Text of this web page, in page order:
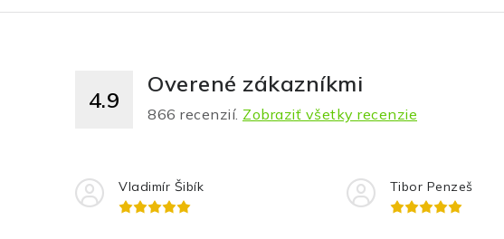
4.9
Overené zákazníkmi
866 recenzií. Zobraziť všetky recenzie
Vladimír Šibík Tibor Penzeš